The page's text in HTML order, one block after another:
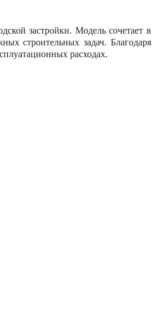
застройки. Модель сочетает в
строительных задач. Благодаря
расходах.
хозяйстве и других задач,